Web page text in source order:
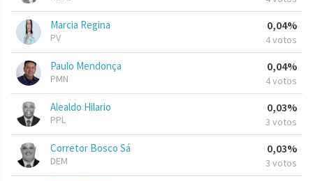
Marcia Regina
PV
0,04%
4 votos
Paulo Mendonça
PMN
0,04%
4 votos
Alealdo Hilario
PPL
0,03%
3 votos
Corretor Bosco Sá
DEM
0,03%
3 votos